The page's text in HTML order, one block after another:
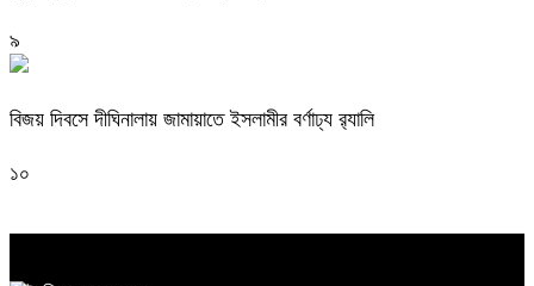
৯
বিজয় দিবসে দীঘিনালায় জামায়াতে ইসলামীর বর্ণাঢ্য র‍্যালি
১০